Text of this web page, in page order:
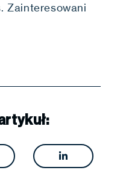
Zainteresowani
